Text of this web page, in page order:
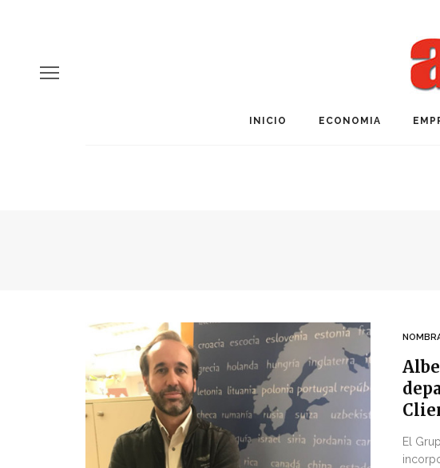
INICIO ECONOMIA
El